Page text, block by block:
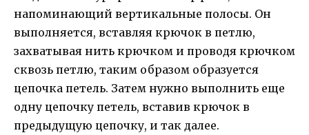
напоминающий вертикальные полосы. Он
выполняется, вставляя крючок в петлю,
захватывая нить крючком и проводя крючком
сквозь петлю, таким образом образуется
цепочка петель. Затем нужно выполнить еще
одну цепочку петель, вставив крючок в
предыдущую цепочку, и так далее.